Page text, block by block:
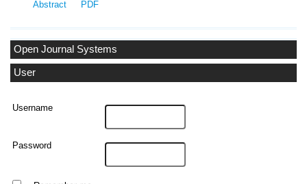
Open Journal Systems
User
Username
Password
Abstract
PDF